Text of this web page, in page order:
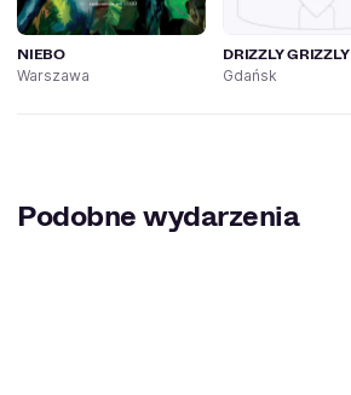
NIEBO
Warszawa
DRIZZLY GRIZZLY
Gdańsk
Podobne wydarzenia